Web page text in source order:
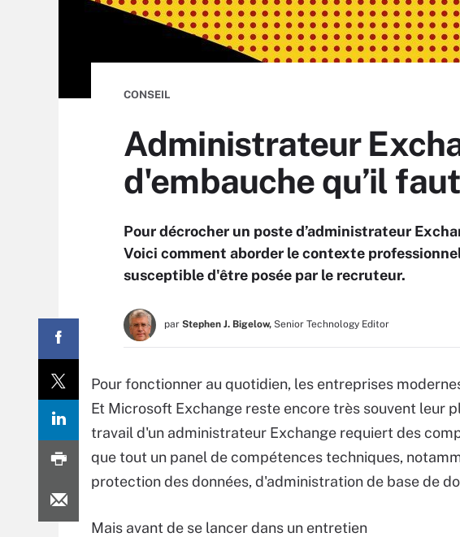
CONSEIL
Administrateur
d'embauche qu’il
Pour décrocher un poste d’administrateur
Voici comment aborder le contexte
susceptible d'être posée par le recruteur.
par Stephen J. Bigelow, Senior Technology Editor
Pour fonctionner au quotidien, les entreprises
Et Microsoft Exchange reste encore très souvent leur
travail d'un administrateur Exchange requiert des
que tout un panel de compétences techniques,
protection des données, d'administration de base de
Mais avant de se lancer dans un entretien